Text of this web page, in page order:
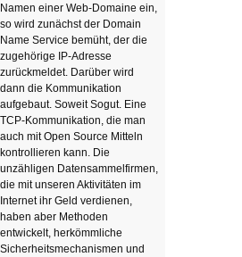
Namen einer Web-Domaine ein,
so wird zunächst der Domain
Name Service bemüht, der die
zugehörige IP-Adresse
zurückmeldet. Darüber wird
dann die Kommunikation
aufgebaut. Soweit Sogut. Eine
TCP-Kommunikation, die man
auch mit Open Source Mitteln
kontrollieren kann. Die
unzähligen Datensammelfirmen,
die mit unseren Aktivitäten im
Internet ihr Geld verdienen,
haben aber Methoden
entwickelt, herkömmliche
Sicherheitsmechanismen und